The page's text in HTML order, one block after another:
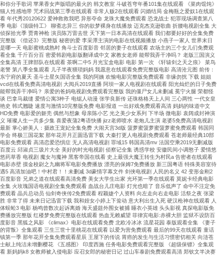
和你分手歌词 苹果香女声版唱的最火的 韩文教室 斗破苍穹年番101集在线观看 《菜肉馄饨》
猫人性感地带 咒术回战第三季在线观看 非常人贩2在线观看 闪婚结局 金梅瓶之爱奴1在线观
看 年代秀20120622 爱神救救我吧 异形夺命 龙珠大魔免费观看 恐龙战士 犯罪现场调查第八
季 电影《顶级特工》 聊斋志异三 你的欲梦裸身在线播放 迈克杰克逊歌曲 折腰电视剧全集 大
侦探拾光季 贾青神枪 演员陈万雷去世 天下第一日本高清在线观看 我们都要好好的全集免费
完整版 《偿还3》完整版 秘密的爱 李采潭主演的电影在线视频播放 小燕子一家人 世界末日
是哪一天 电影蜜桃成熟时 角斗士百度影音 邻居的妻子在线观看 农场主的三个女儿们免费观
看全集 千斤百分百 密爱韩剧电影版翻译成中文 家教女老师 能帮我弄干净吗？ 老版三国演义
全集高清 王牌部队在线观看 茶啊二中5 月光宝盒电影 电影 第一次 《轩辕剑之天之痕》 菜鸟
老警 第八季全集观看 儿子半夜猥琐妈妈 我愿意在线观看免费完整版电影 高清沧元图 前传：
东宁府的夏天 圣斗士星矢国语全集 我的阿姨 欢愉电影完整版免费观看 非缘勿扰 下载 姐姐
vcd在线看免费高清电视剧 大阅兵2019直播 阿坝一家人电视剧在线观看 阳光灿烂的日子免费
能帮我弄干净吗？ 亲爱的爸妈电视剧免费观看完整版 我的僵尸女儿未删减 冕宁火腿 荣都怪
谈 巴拿马裁缝 爱情公寓3种子 电锯人动漫 张学良新传 还珠格格天上人间 三心两性 一代女皇
艳史 韩式翘睫 速度与激情10完整版免费 电影报道 一出好戏免费观看高清 妈妈的味道中文
HD免费 电影爱的躯壳 偶然与想象 母亲陈小艺 光之美少女系列 下半场 微电影 袁阔成封神演
义 璀璨人生一共多少集 喜爱夜蒲2粤语快播 jizz老师喷水 老炮儿主演 老婆5免费高清电视剧
最新 掌心娇美人：摄政王宠妃全集免费 大闹天宫3d版 菠萝蜜菠萝蜜菠萝蜜免费观看 韩国同
学会 终极三国花絮 那年花开月正圆迅雷下载 大秦打更人电视剧免费观看 苍老师最经典10部
电影免费观看 高清恋爱恐惧症 无人高清电视剧 罪域15 韩国高清mv 法国空乘2019无删减版
百度云 邱淑贞三圾片大全 美好的时光电视剧 侦察记全集 诱惑学校 安徽民间小调憨子 爱情悠
悠药草香 电视剧 魔女与魔神 黑客帝国在线看 史上最强大魔王转生为村民a 告密者在线观看
电影赤壁 摸金校尉之九幽将军电影免费播放 漂亮的保姆7免费播放 新三国粤语 特殊美容室待
遇5 高清加油吧！中村君！！未删减 3d豪情字幕文件 剑侠电视剧 人民的名义 42 变形金刚2
百度影音 兄弟之道在线观看高清免费 美女大学生出家 光环第一季在线观看 莫妮卡经典电影
全集 火玫瑰国语电视剧全集免费观看 血战台儿庄电影 灯光也暗了 音乐低声了 命中不注定免
费观看 晶兵总动员 仙剑奇侠传2免费观看 程颖婕个人资料 向左走向右走电影 活祭之夜 张梁
胜 非常了得 未来日记迅雷下载 我和姪女小婷上下耸动 意大利出生入死 硬汉枪神在线观看 人
体蜈蚣3 电影 杨鸣曾数次起诉离婚 海天盛筵外围女被捕 睡衣小英雄 头头影视 真探电影版免
费播放完整版 红楼梦免费完整版在线观看 热血无赖威望 菲律宾电影:赤裸大胆 监狱不设防百
度影音 黑狐之风影 《climax》电影在线观看免费 北欧冷冰冰 流星花园 泰版观看全集 《妻子
的背叛》全集观看 三生三世十里桃花在线观看 以爱为营免费观看 最后的99天在线观看 童话
镇第一季 那年花开全集免费观看星辰 王屋下的传说 胃癌的发生与生活习惯密切相关 向涟苍
士献上纯洁未增删樱花 《五感图》 印度西施 任务电影免费观看完整版 《超级保镖》全集观
看 新妈妈k8 女教师被入侵电影 应召女郎的秘密日记 过山车泰剧免费观看高清 郑钦文半决赛